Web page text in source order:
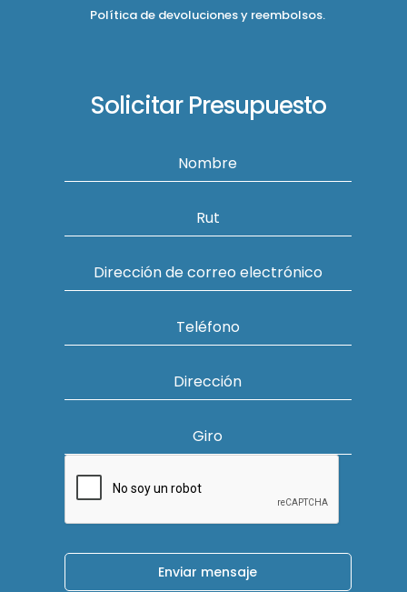
Política de devoluciones y reembolsos.
Solicitar Presupuesto
Nombre
Rut
Dirección de correo electrónico
Teléfono
Dirección
Giro
Enviar mensaje